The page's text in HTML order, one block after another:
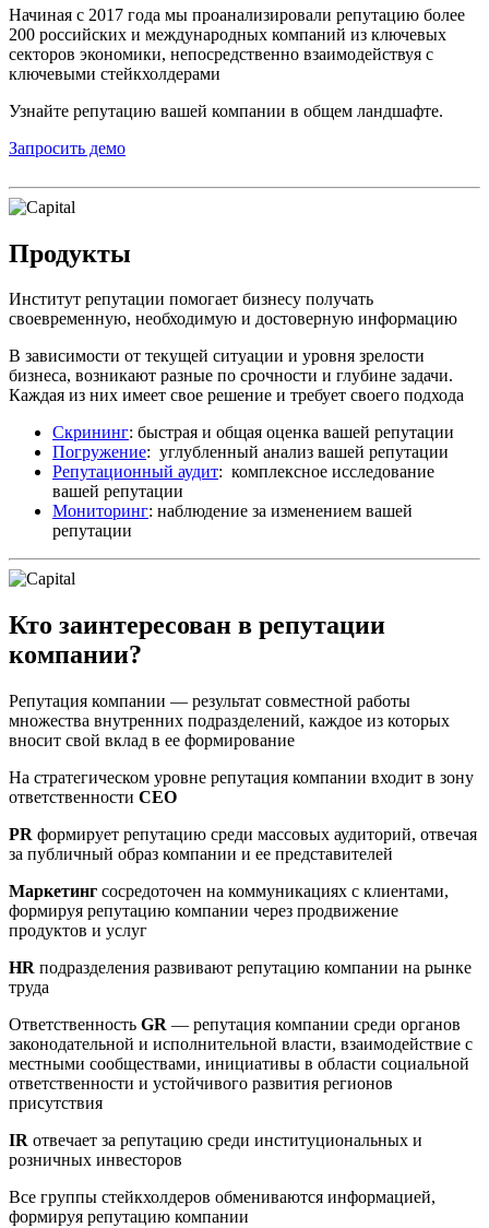
Начиная с 2017 года мы проанализировали репутацию более
200 российских и международных компаний из ключевых
секторов экономики, непосредственно взаимодействуя с
ключевыми стейкхолдерами
Узнайте репутацию вашей компании в общем ландшафте.
Запросить демо
Продукты
Институт репутации помогает бизнесу получать
своевременную, необходимую и достоверную информацию
В зависимости от текущей ситуации и уровня зрелости
бизнеса, возникают разные по срочности и глубине задачи.
Каждая из них имеет свое решение и требует своего подхода
Скрининг: быстрая и общая оценка вашей репутации
Погружение: углубленный анализ вашей репутации
Репутационный аудит: комплексное исследование
вашей репутации
Мониторинг: наблюдение за изменением вашей
репутации
Кто заинтересован в репутации
компании?
Репутация компании — результат совместной работы
множества внутренних подразделений, каждое из которых
вносит свой вклад в ее формирование
На стратегическом уровне репутация компании входит в зону
ответственности CEO
PR формирует репутацию среди массовых аудиторий, отвечая
за публичный образ компании и ее представителей
Маркетинг сосредоточен на коммуникациях с клиентами,
формируя репутацию компании через продвижение
продуктов и услуг
HR подразделения развивают репутацию компании на рынке
труда
Ответственность GR — репутация компании среди органов
законодательной и исполнительной власти, взаимодействие с
местными сообществами, инициативы в области социальной
ответственности и устойчивого развития регионов
присутствия
IR отвечает за репутацию среди институциональных и
розничных инвесторов
Все группы стейкхолдеров обмениваются информацией,
формируя репутацию компании